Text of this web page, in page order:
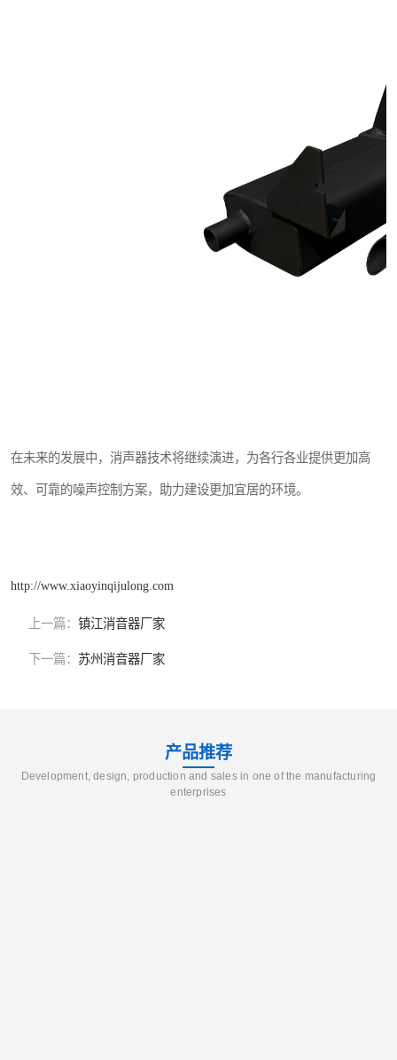
在未来的发展中，消声器技术将继续演进，为各行各业提供更加高
效、可靠的噪声控制方案，助力建设更加宜居的环境。
http://www.xiaoyinqijulong.com
上一篇： 镇江消音器厂家
下一篇： 苏州消音器厂家
产品推荐
Development, design, production and sales in one of the manufacturing
enterprises